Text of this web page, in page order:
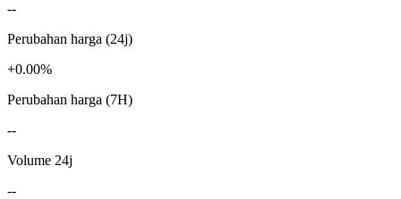
--
Perubahan harga (24j)
+0.00%
Perubahan harga (7H)
--
Volume 24j
--